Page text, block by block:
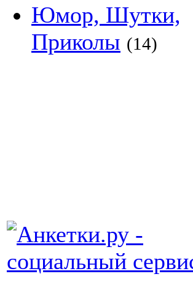
Юмор, Шутки,
Приколы (14)